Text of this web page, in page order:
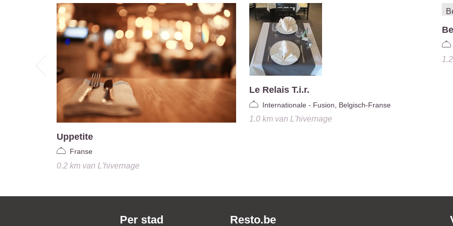
Uppetite
Franse
0.2 kmvan L'hivernage
Le Relais T.i.r.
Internationale - Fusion, Belgisch-Franse
1.0 kmvan L'hivernage
Per stad Resto.be